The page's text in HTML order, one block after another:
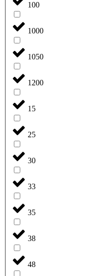
100
1000
1050
1200
15
25
30
33
35
38
48